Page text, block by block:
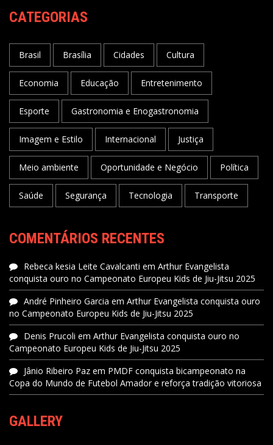
CATEGORIAS
Brasil Brasília Cidades Cultura
Economia Educação Entretenimento
Esporte Gastronomia e Enogastronomia
Imagem e Estilo Internacional Justiça
Meio ambiente Oportunidade e Negócio Política
Saúde Segurança Tecnologia Transporte
COMENTÁRIOS RECENTES
Rebeca kesia Leite Cavalcanti em Arthur Evangelista
conquista ouro no Campeonato Europeu Kids de Jiu-Jitsu 2025
André Pinheiro Garcia em Arthur Evangelista conquista ouro
no Campeonato Europeu Kids de Jiu-Jitsu 2025
Denis Prucoli em Arthur Evangelista conquista ouro no
Campeonato Europeu Kids de Jiu-Jitsu 2025
Jânio Ribeiro Paz em PMDF conquista bicampeonato na
Copa do Mundo de Futebol Amador e reforça tradição vitoriosa
GALLERY